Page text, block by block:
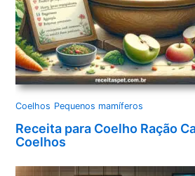
Coelhos Pequenos mamíferos
Receita para Coelho Ração
Coelhos